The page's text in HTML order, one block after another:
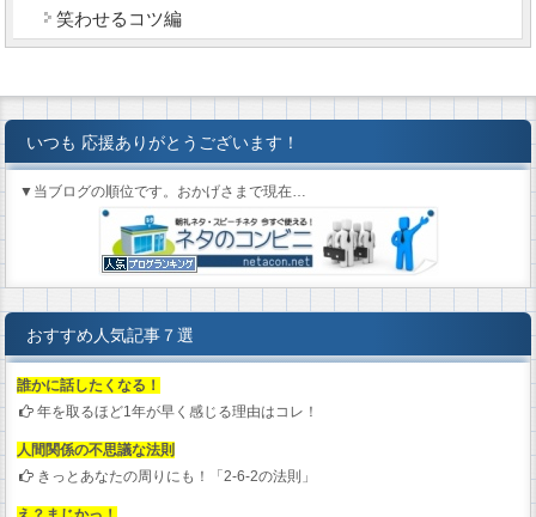
笑わせるコツ編
いつも 応援ありがとうございます！
▼当ブログの順位です。おかげさまで現在…
おすすめ人気記事７選
誰かに話したくなる！
年を取るほど1年が早く感じる理由はコレ！
人間関係の不思議な法則
きっとあなたの周りにも！「2-6-2の法則」